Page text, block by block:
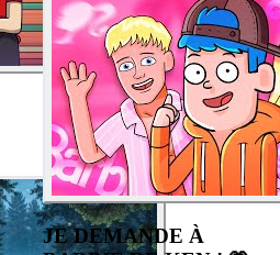
JE DEMANDE À